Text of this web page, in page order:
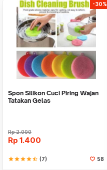
-30%
Spon Silikon Cuci Piring Wajan
Tatakan Gelas
Rp2.000
Rp 1.400
starstarstarstarstar_half (7) 58